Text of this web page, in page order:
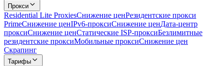
Прокси
Residential Lite ProxiesСнижение ценРезидентские прокси
PrimeСнижение ценIPv6-проксиСнижение ценДата-центр
проксиСнижение ценСтатические ISP-проксиБезлимитные
резидентские проксиМобильные проксиСнижение цен
Скрапинг
Тарифы